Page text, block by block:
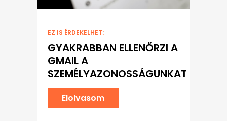
EZ IS ÉRDEKELHET:
GYAKRABBAN ELLENŐRZI A
GMAIL A
SZEMÉLYAZONOSSÁGUNKAT
Elolvasom